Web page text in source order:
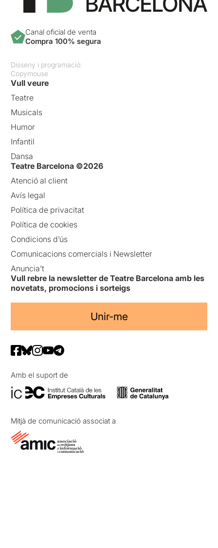
Canal oficial de venta
Compra 100% segura
Disseny i programació:
Copymouse
Vull veure
Teatre
Musicals
Humor
Infantil
Dansa
Teatre Barcelona ©2026
Atenció al client
Avís legal
Política de privacitat
Política de cookies
Condicions d’ús
Comunicacions comercials i Newsletter
Anuncia’t
Vull rebre la newsletter de Teatre Barcelona amb les
novetats, promocions i sorteigs
Unir-me
Amb el suport de
Mitjà de comunicació associat a